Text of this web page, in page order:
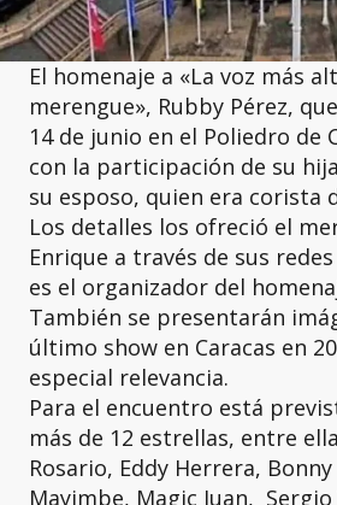
El homenaje a «La voz más
merengue», Rubby Pérez,
14 de junio en el Poliedro de
con la participación de su
su esposo, quien era corista
Los detalles los ofreció el
Enrique a través de sus
es el organizador del
También se presentarán
último show en Caracas en
especial relevancia.
Para el encuentro está
más de 12 estrellas, entre
Rosario, Eddy Herrera, Bonny
Mayimbe, Magic Juan, Sergio